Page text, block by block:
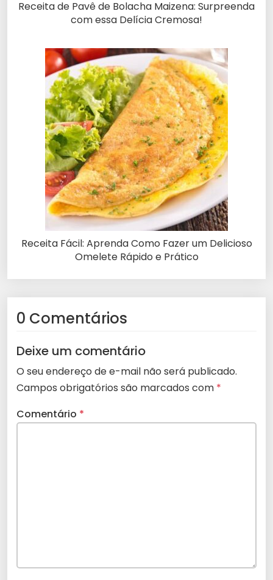
Receita de Pavê de Bolacha Maizena: Surpreenda
com essa Delícia Cremosa!
Receita Fácil: Aprenda Como Fazer um Delicioso
Omelete Rápido e Prático
0 Comentários
Deixe um comentário
O seu endereço de e-mail não será publicado.
Campos obrigatórios são marcados com *
Comentário *